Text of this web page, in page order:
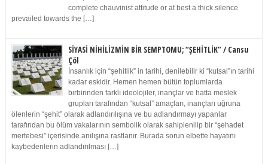
complete chauvinist attitude or at best a thick silence
prevailed towards the […]
SİYASİ NİHİLİZMİN BİR SEMPTOMU; “ŞEHİTLİK” / Cansu
Çöl
İnsanlık için “şehitlik” in tarihi, denilebilir ki “kutsal”ın tarihi
kadar eskidir. Hemen hemen bütün toplumlarda
birbirinden farklı ideolojiler, inançlar ve hatta meslek
grupları tarafından “kutsal” amaçları, inançları uğruna
ölenlerin “şehit” olarak adlandırılışına ve bu adlandırmayı yapanlar
tarafından bu ölüm vakalarının sembolik olarak sahiplenilip bir “şehadet
mertebesi” içerisinde anılışına rastlanır. Burada sorun elbette hayatını
kaybedenlerin adlandırılması […]